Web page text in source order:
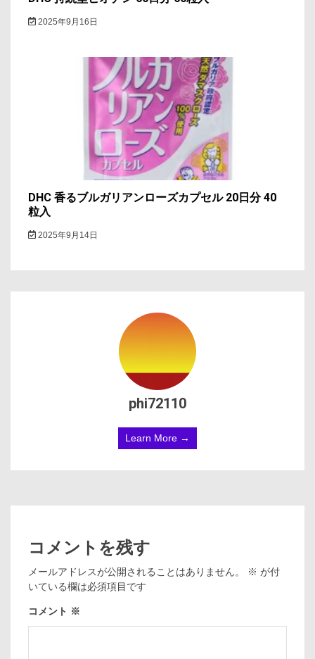
2025年9月16日
DHC 香るブルガリアンローズカプセル 20日分 40
粒入
2025年9月14日
phi72110
Learn More →
コメントを残す
メールアドレスが公開されることはありません。 ※ が付
いている欄は必須項目です
コメント ※